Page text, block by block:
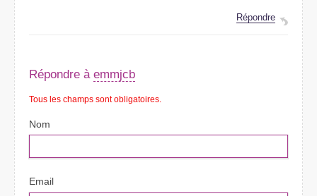
Répondre
Répondre à emmjcb
Tous les champs sont obligatoires.
Nom
Email